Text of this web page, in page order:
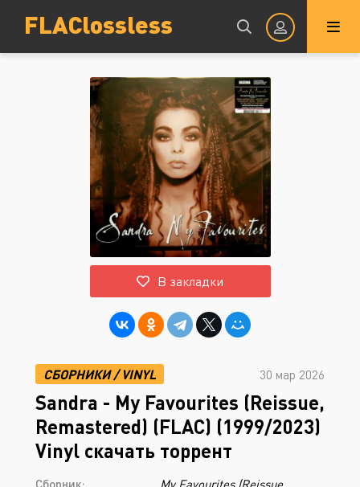
FLAClossless
Запомнить
ВОЙТИ НА САЙТ
Восстановить пароль
Или войти через
В закладки
СБОРНИКИ/VINYL 30 мар 2026
Sandra - My Favourites (Reissue,
Remastered) (FLAC) (1999/2023)
Vinyl скачать торрент
Сборник:
My Favourites (Reissue,